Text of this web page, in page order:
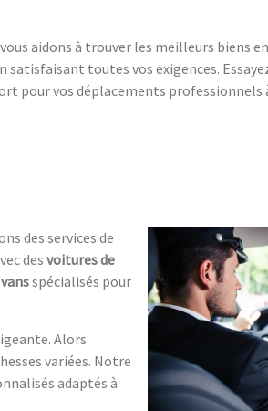
aidons à trouver les meilleurs biens
satisfaisant toutes vos exigences.
pour vos déplacements professionnels
des services de
des voitures de
vansspécialisés pour
Alors
variées. Notre
adaptés à